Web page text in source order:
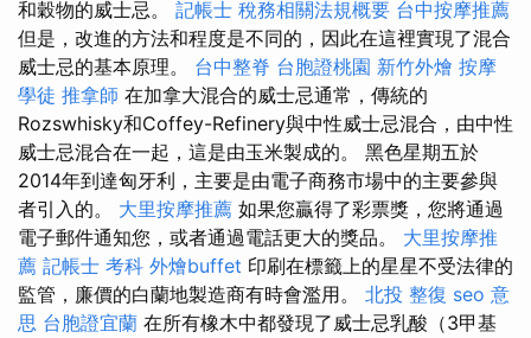
和穀物的威士忌。 記帳士 稅務相關法規概要 台中按摩推薦
但是，改進的方法和程度是不同的，因此在這裡實現了混合
威士忌的基本原理。 台中整脊 台胞證桃園 新竹外燴 按摩
學徒 推拿師 在加拿大混合的威士忌通常，傳統的
Rozswhisky和Coffey-Refinery與中性威士忌混合，由中性
威士忌混合在一起，這是由玉米製成的。 黑色星期五於
2014年到達匈牙利，主要是由電子商務市場中的主要參與
者引入的。 大里按摩推薦 如果您贏得了彩票獎，您將通過
電子郵件通知您，或者通過電話更大的獎品。 大里按摩推
薦 記帳士 考科 外燴buffet 印刷在標籤上的星星不受法律的
監管，廉價的白蘭地製造商有時會濫用。 北投 整復 seo 意
思 台胞證宜蘭 在所有橡木中都發現了威士忌乳酸（3甲基